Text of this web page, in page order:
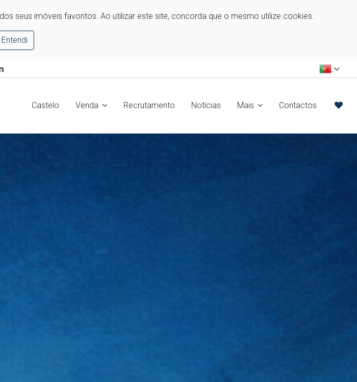
seus imóveis favoritos. Ao utilizar este site, concorda que o mesmo utilize cookies.
Entendi
Castelo Venda Recrutamento Notícias Mais Contactos